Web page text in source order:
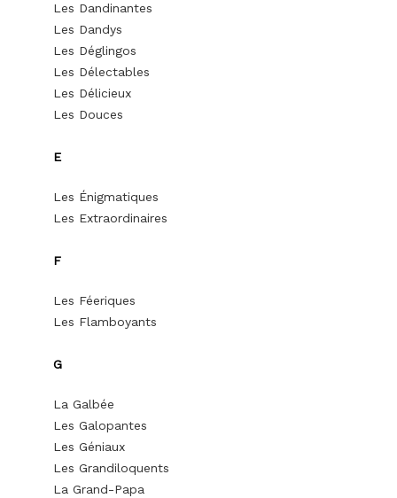
Les Dandinantes
Les Dandys
Les Déglingos
Les Délectables
Les Délicieux
Les Douces
E
Les Énigmatiques
Les Extraordinaires
F
Les Féeriques
Les Flamboyants
G
La Galbée
Les Galopantes
Les Géniaux
Les Grandiloquents
La Grand-Papa